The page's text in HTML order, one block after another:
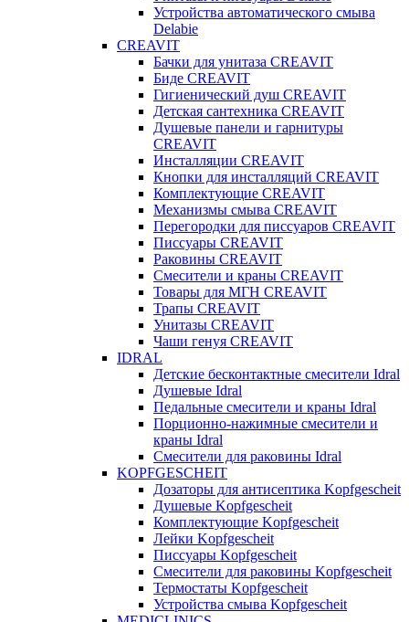
Устройства автоматического смыва
Delabie
CREAVIT
Бачки для унитаза CREAVIT
Биде CREAVIT
Гигиенический душ CREAVIT
Детская сантехника CREAVIT
Душевые панели и гарнитуры
CREAVIT
Инсталляции CREAVIT
Кнопки для инсталляций CREAVIT
Комплектующие CREAVIT
Механизмы смыва CREAVIT
Перегородки для писсуаров CREAVIT
Писсуары CREAVIT
Раковины CREAVIT
Смесители и краны CREAVIT
Товары для МГН CREAVIT
Трапы CREAVIT
Унитазы CREAVIT
Чаши генуя CREAVIT
IDRAL
Детские бесконтактные смесители Idral
Душевые Idral
Педальные смесители и краны Idral
Порционно-нажимные смесители и
краны Idral
Смеcители для раковины Idral
KOPFGESCHEIT
Дозаторы для антисептика Kopfgescheit
Душевые Kopfgescheit
Комплектующие Kopfgescheit
Лейки Kopfgescheit
Писсуары Kopfgescheit
Смесители для раковины Kopfgescheit
Термостаты Kopfgescheit
Устройства смыва Kopfgescheit